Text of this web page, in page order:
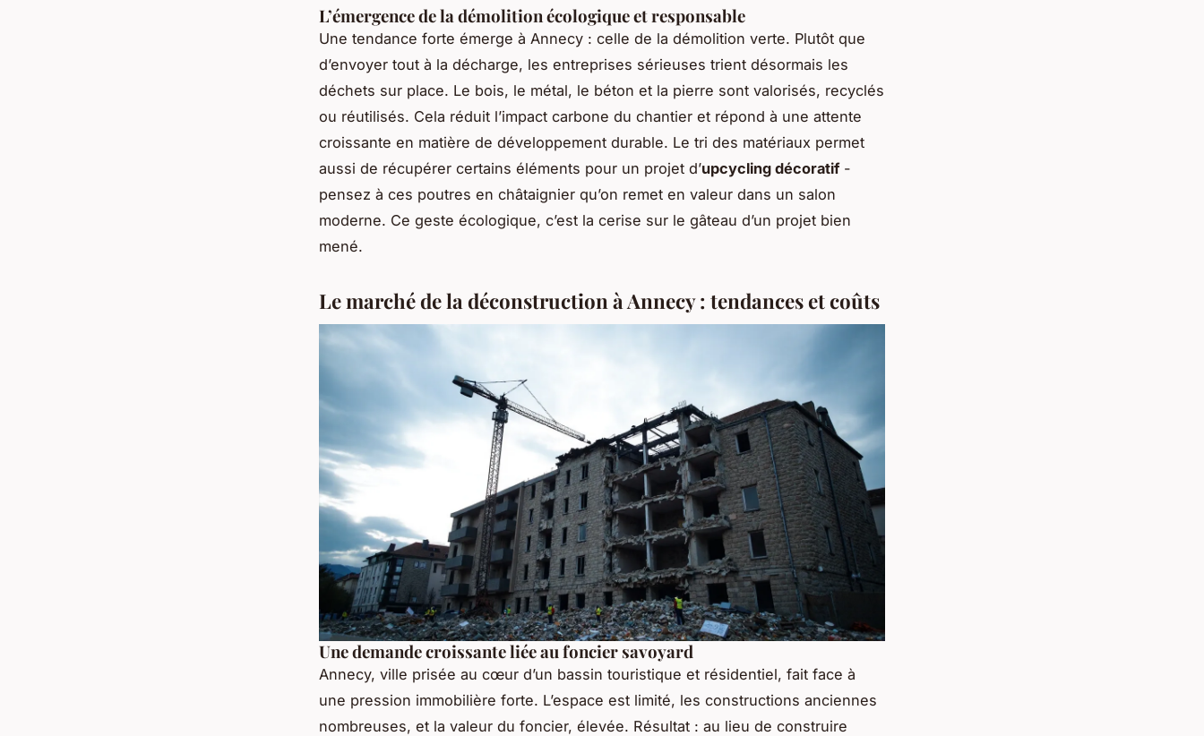
L’émergence de la démolition écologique et responsable
Une tendance forte émerge à Annecy : celle de la démolition verte. Plutôt que
d’envoyer tout à la décharge, les entreprises sérieuses trient désormais les
déchets sur place. Le bois, le métal, le béton et la pierre sont valorisés, recyclés
ou réutilisés. Cela réduit l’impact carbone du chantier et répond à une attente
croissante en matière de développement durable. Le tri des matériaux permet
aussi de récupérer certains éléments pour un projet d’upcycling décoratif-
pensez à ces poutres en châtaignier qu’on remet en valeur dans un salon
moderne. Ce geste écologique, c’est la cerise sur le gâteau d’un projet bien
mené.
Le marché de la déconstruction à Annecy : tendances et coûts
Une demande croissante liée au foncier savoyard
Annecy, ville prisée au cœur d’un bassin touristique et résidentiel, fait face à
une pression immobilière forte. L’espace est limité, les constructions anciennes
nombreuses, et la valeur du foncier, élevée. Résultat : au lieu de construire